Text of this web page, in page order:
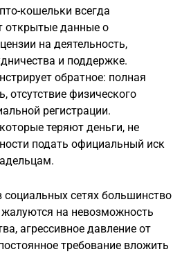
кошельки всегда
открытые данные о
на деятельность,
и поддержке.
обратное: полная
отсутствие физического
регистрации.
теряют деньги, не
подать официальный иск
сетях большинство
жалуются на невозможность
агрессивное давление от
требование вложить